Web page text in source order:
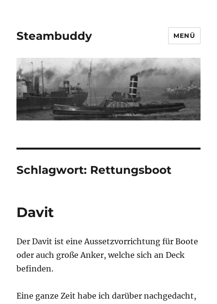
Steambuddy MENÜ
Schlagwort: Rettungsboot
Davit
Der Davit ist eine Aussetzvorrichtung für Boote
oder auch große Anker, welche sich an Deck
befinden.
Eine ganze Zeit habe ich darüber nachgedacht,